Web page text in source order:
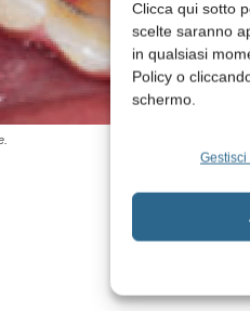
Clicca qui sotto
scelte saranno
in qualsiasi
Policy o
schermo.
Gestisci